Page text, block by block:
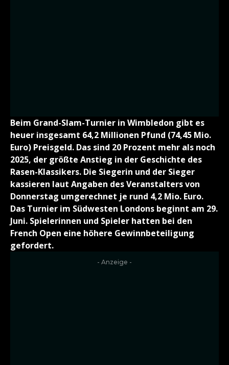
Beim Grand-Slam-Turnier in Wimbledon gibt es
heuer insgesamt 64,2 Millionen Pfund (74,45 Mio.
Euro) Preisgeld. Das sind 20 Prozent mehr als noch
2025, der größte Anstieg in der Geschichte des
Rasen-Klassikers. Die Siegerin und der Sieger
kassieren laut Angaben des Veranstalters von
Donnerstag umgerechnet je rund 4,2 Mio. Euro.
Das Turnier im Südwesten Londons beginnt am 29.
Juni. Spielerinnen und Spieler hatten bei den
French Open eine höhere Gewinnbeteiligung
gefordert.
- Anzeige -